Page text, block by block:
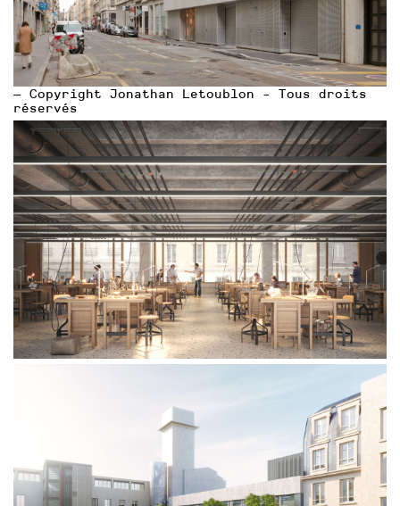
— Copyright Jonathan Letoublon - Tous droits
réservés